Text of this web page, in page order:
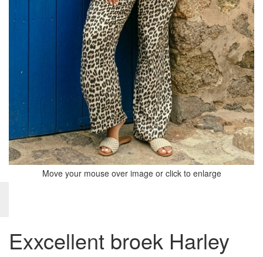
Move your mouse over image or click to enlarge
Exxcellent broek Harley